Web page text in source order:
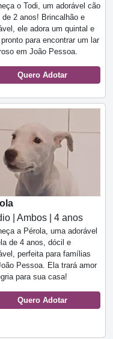
o Todi, um adorável cão
de 2 anos! Brincalhão e
ele adora um quintal e
para encontrar um lar
em João Pessoa.
Quero Adotar
| Ambos | 4 anos
a Pérola, uma adorável
de 4 anos, dócil e
perfeita para famílias
Pessoa. Ela trará amor
para sua casa!
Quero Adotar